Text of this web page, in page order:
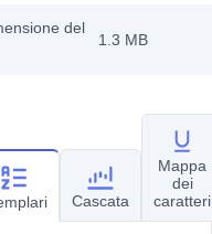
del
1.3 MB
Cascata
Mappa
dei
caratteri